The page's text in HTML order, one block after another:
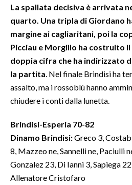
La spallata decisiva è arrivata
quarto. Una tripla di Giordano
margine ai cagliaritani, poi la
Picciau e Morgillo ha costruito
doppia cifra che ha indirizzato
la partita . Nel finale Brindisi ha
assalto, ma i rossoblù hanno
chiudere i conti dalla lunetta.
Brindisi-Esperia 70-82
Dinamo Brindisi:Greco 3,
8, Mazzeo ne, Sannelli ne, Paciulli
Gonzalez 23, Di Ianni 3, Sapiega
Allenatore Cristofaro